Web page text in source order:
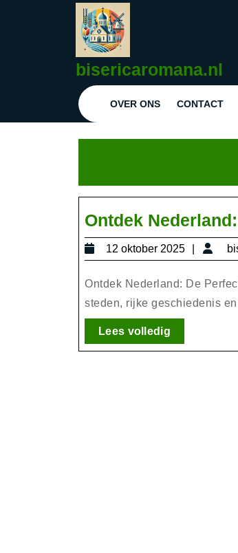
bisericaromana.nl
OVER ONS CONTACT
Ontdek
12 oktober 2025
12
oktober
2025
Ontdek Nederland: De
steden, rijke geschiedenis
Lees volledigLees
volledig